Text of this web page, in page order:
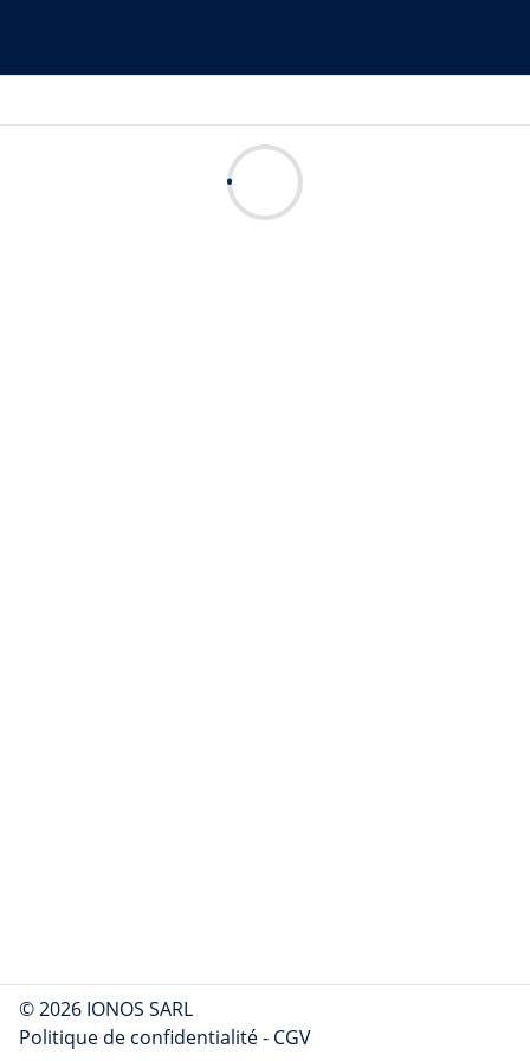
© 2026 IONOS SARL
Politique de confidentialité- CGV